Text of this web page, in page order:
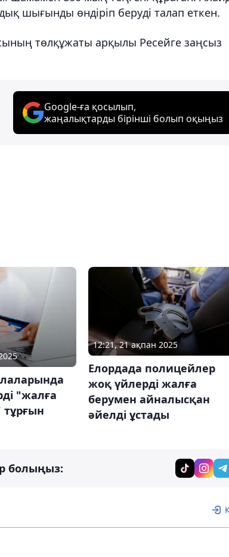
шығынды өндіріп беруді талап еткен.
төлқұжаты арқылы Ресейге заңсыз
Google-ға қосылып,
жаңалықтарды бірінші болып оқыңыз
"жалға
тұрғын
12:21, 21 ақпан 2025
Елордада полицейлер
жоқ үйлерді жалға
берумен айналысқан
әйелді ұстады
болыңыз: